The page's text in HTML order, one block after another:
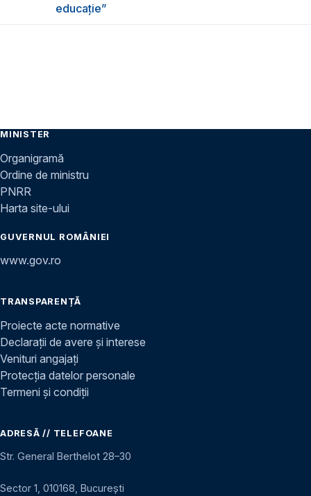
educație”
MINISTER
Organigramă
Ordine de ministru
PNRR
Harta site-ului
GUVERNUL ROMÂNIEI
www.gov.ro
TRANSPARENȚĂ
Proiecte acte normative
Declarații de avere și interese
Venituri angajați
Protecția datelor personale
Termeni și condiții
ADRESĂ // TELEFOANE
Str. General Berthelot 28–30
Sector 1, 010168, București